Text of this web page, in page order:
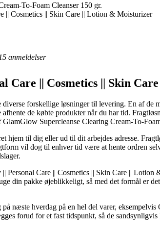
To-Foam Cleanser 150 gr.
|| Cosmetics || Skin Care || Lotion & Moisturizer
15 anmeldelser
Care || Cosmetics || Skin
diverse forskellige løsninger til levering. En af
de købte produkter når du har tid.
Supercleanse Clearing Cream-To-
hjem til dig eller ud til dit arbejdes adresse.
vil dog til enhver tid være at hente ordren
Personal Care || Cosmetics || Skin Care ||
din pakke øjeblikkeligt, så med det formål er
næste hverdag på en hel del varer,
forud for et fast tidspunkt, så de